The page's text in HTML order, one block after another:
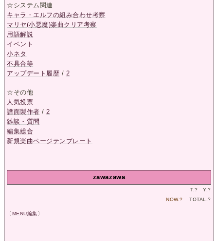
☆システム関連
キャラ・エルフの組み合わせ考察
マリヤ(小悪魔)楽曲クリア考察
用語解説
イベント
小ネタ
不具合等
アップデート履歴 / 2
☆その他
人気投票
譜面製作者 / 2
雑談・質問
編集総合
新規楽曲ページテンプレート
zawazawa
T.? Y.?
NOW.? TOTAL.?
〔MENU編集〕